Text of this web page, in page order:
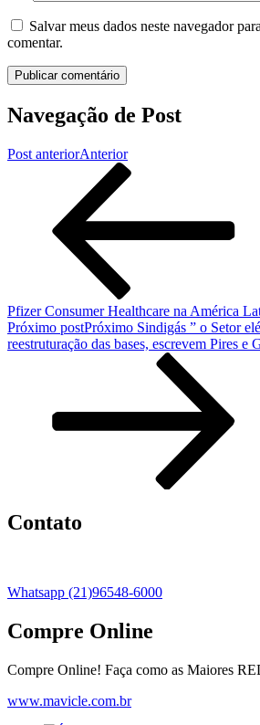
Salvar meus dados neste navegador
comentar.
Navegação de Post
Post anteriorAnterior
Pfizer Consumer Healthcare na América
Próximo postPróximo Sindigás ” o Setor
reestruturação das bases, escrevem Pires e
Contato
Whatsapp (21)96548-6000
Compre Online
Compre Online! Faça como as Maiores
www.mavicle.com.br